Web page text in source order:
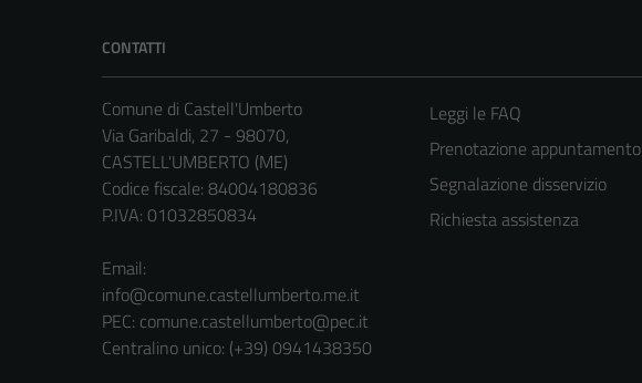
CONTATTI
Comune di Castell'Umberto
Via Garibaldi, 27 - 98070,
CASTELL'UMBERTO (ME)
Codice fiscale: 84004180836
P.IVA: 01032850834
Email:
info@comune.castellumberto.me.it
PEC: comune.castellumberto@pec.it
Centralino unico: (+39) 0941438350
Leggi le FAQ
Prenotazione appuntamento
Segnalazione disservizio
Richiesta assistenza